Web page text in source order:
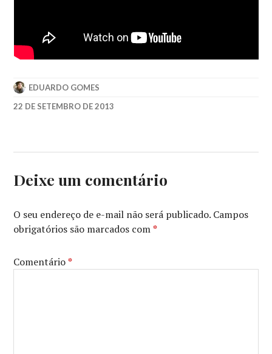
EDUARDO GOMES
22 DE SETEMBRO DE 2013
Deixe um comentário
O seu endereço de e-mail não será publicado. Campos
obrigatórios são marcados com*
Comentário*